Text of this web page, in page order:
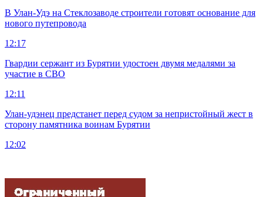
В Улан-Удэ на Стеклозаводе строители готовят основание для
нового путепровода
12:17
Гвардии сержант из Бурятии удостоен двумя медалями за
участие в СВО
12:11
Улан-удэнец предстанет перед судом за непристойный жест в
сторону памятника воинам Бурятии
12:02